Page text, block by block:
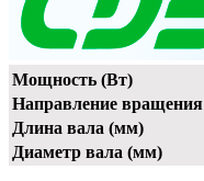
Мощность (Вт)
Направление вращения
Длина вала (мм)
Диаметр вала (мм)